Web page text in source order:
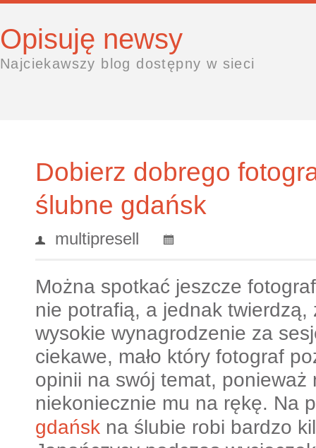
Opisuję newsy
Najciekawszy blog dostępny w sieci
Dobierz dobrego
ślubne gdańsk
multipresell
Można spotkać jeszcze
nie potrafią, a jednak
wysokie wynagrodzenie za
ciekawe, mało który fotograf
opinii na swój temat, ponieważ
niekoniecznie mu na rękę. Na
gdańsk na ślubie robi bardzo